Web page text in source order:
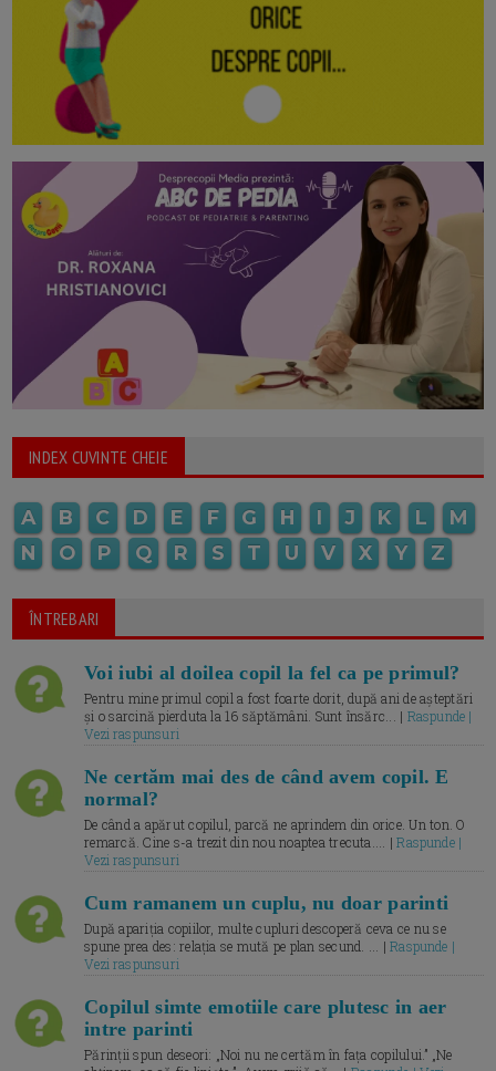
INDEX CUVINTE CHEIE
A B C D E F G H I J K L
M
N
O P Q R S T U V X Y Z
ÎNTREBARI
Voi iubi al doilea copil la fel ca pe primul?
Pentru mine primul copil a fost foarte dorit, după ani de așteptări
și o sarcină pierduta la 16 săptămâni. Sunt însărc... | Raspunde |
Vezi raspunsuri
Ne certăm mai des de când avem copil. E
normal?
De când a apărut copilul, parcă ne aprindem din orice. Un ton. O
remarcă. Cine s-a trezit din nou noaptea trecuta.... |Raspunde |
Vezi raspunsuri
Cum ramanem un cuplu, nu doar parinti
După apariția copiilor, multe cupluri descoperă ceva ce nu se
spune prea des: relația se mută pe plan secund. ... |Raspunde |
Vezi raspunsuri
Copilul simte emotiile care plutesc in aer
intre parinti
Părinții spun deseori: „Noi nu ne certăm în fața copilului.” „Ne